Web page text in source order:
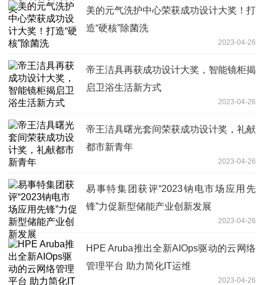
美的元气洗护中心荣获成功设计大奖！打
造“硬核”除菌洗
2023-04-26
帝王洁具再获成功设计大奖，智能镜柜揭
启卫浴生活新方式
2023-04-26
帝王洁具曙光套间荣获成功设计奖，礼献
都市新青年
2023-04-26
易事特集团获评“2023钠电市场应用先
锋”力促新型储能产业创新发展
2023-04-26
HPE Aruba推出全新AIOps驱动的云网络
管理平台 助力简化IT运维
2023-04-26